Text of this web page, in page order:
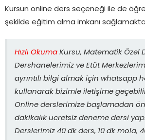
Kursun online ders seçeneği ile de
şekilde eğitim alma imkanı
Hızlı Okuma Kursu, Matematik Özel
Dershanelerimiz ve Etüt
ayrıntılı bilgi almak için whatsapp
kullanarak bizimle iletişime
Online derslerimize başlamadan
dakikalık ücretsiz deneme dersi
Derslerimiz 40 dk ders, 10 dk mola,